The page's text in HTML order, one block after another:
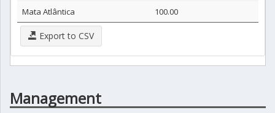
Mata Atlântica
100.00
Export to CSV
Management